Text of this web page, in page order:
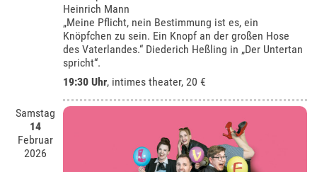
Heinrich Mann
„Meine Pflicht, nein Bestimmung ist es, ein
Knöpfchen zu sein. Ein Knopf an der großen Hose
des Vaterlandes.“ Diederich Heßling in „Der Untertan
spricht“.
19:30 Uhr, intimes theater, 20 €
Samstag
14
Februar
2026